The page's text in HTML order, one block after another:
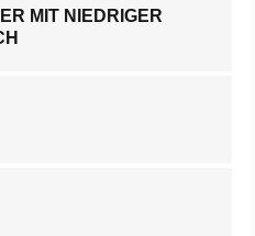
MIT NIEDRIGER